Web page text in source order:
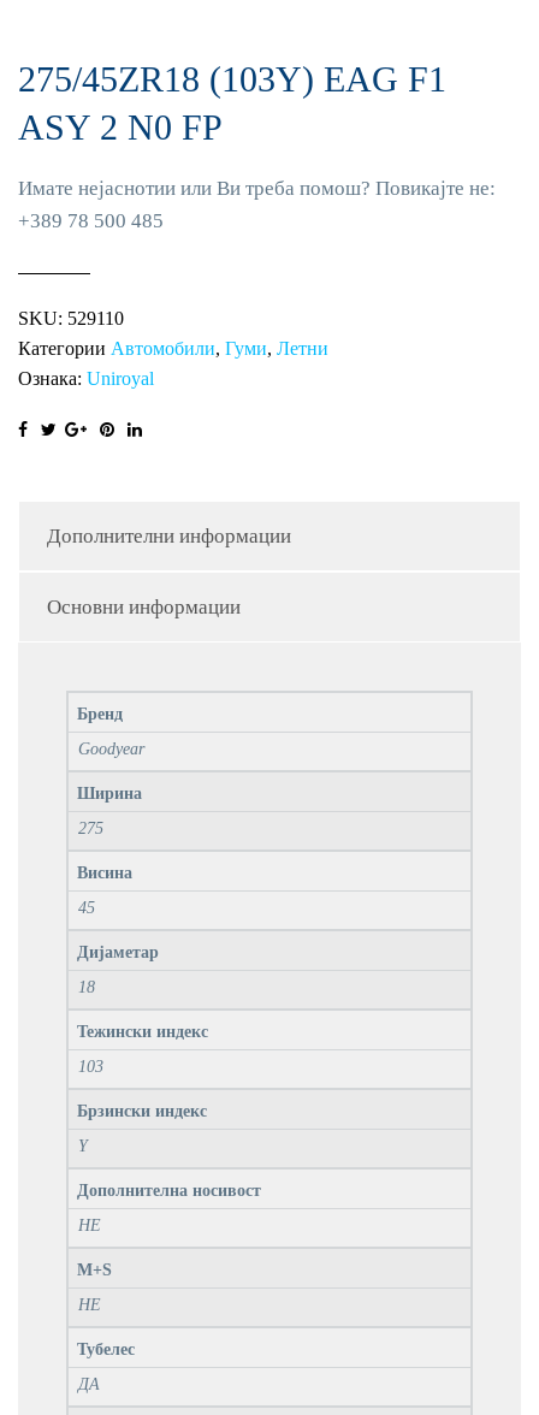
275/45ZR18 (103Y) EAG F1
ASY 2 N0 FP
Имате нејаснотии или Ви треба помош? Повикајте не:
+389 78 500 485
SKU: 529110
Категории Автомобили, Гуми, Летни
Ознака: Uniroyal
Дополнителни информации
Основни информации
Бренд
Goodyear
Ширина
275
Висина
45
Дијаметар
18
Тежински индекс
103
Брзински индекс
Y
Дополнителна носивост
НЕ
M+S
НЕ
Тубелес
ДА